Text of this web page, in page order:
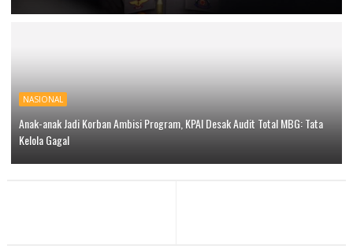
NASIONAL
Anak-anak Jadi Korban Ambisi Program, KPAI Desak Audit Total MBG: Tata
Kelola Gagal